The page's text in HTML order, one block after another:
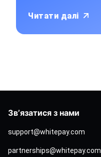
Читати далі
Звʼязатися з нами
support@whitepay.com
partnerships@whitepay.com